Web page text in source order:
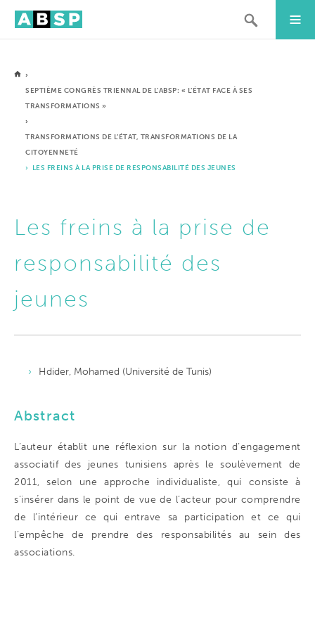
›
SEPTIÈME CONGRÈS TRIENNAL DE L’ABSP: « L’ÉTAT FACE À SES
TRANSFORMATIONS »
›
TRANSFORMATIONS DE L’ÉTAT, TRANSFORMATIONS DE LA
CITOYENNETÉ
› LES FREINS À LA PRISE DE RESPONSABILITÉ DES JEUNES
Les freins à la prise de
responsabilité des
jeunes
Hdider, Mohamed (Université de Tunis)
Abstract
L’auteur établit une réflexion sur la notion d’engagement
associatif des jeunes tunisiens après le soulèvement de
2011, selon une approche individualiste, qui consiste à
s’insérer dans le point de vue de l’acteur pour comprendre
de l’intérieur ce qui entrave sa participation et ce qui
l’empêche de prendre des responsabilités au sein des
associations.